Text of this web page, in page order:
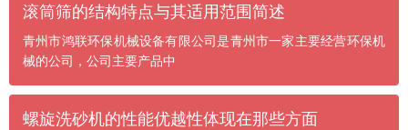
滚筒筛的结构特点与其适用范围简述
青州市鸿联环保机械设备有限公司是青州市一家主要经营环保机
械的公司，公司主要产品中
螺旋洗砂机的性能优越性体现在那些方面